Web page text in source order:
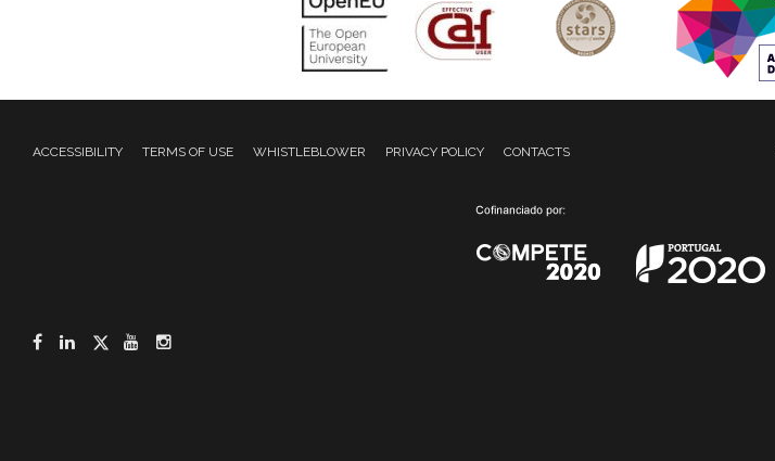
ACCESSIBILITY TERMS OF USE WHISTLEBLOWER PRIVACY POLICY CONTACTS
Facebook
LinkedIn
Twitter
YouTube